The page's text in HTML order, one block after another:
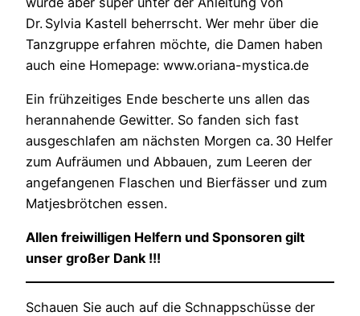
Dr. Sylvia Kastell beherrscht. Wer mehr über die
Tanzgruppe erfahren möchte, die Damen haben
auch eine Homepage: www.oriana-mystica.de
Ein frühzeitiges Ende bescherte uns allen das
herannahende Gewitter. So fanden sich fast
ausgeschlafen am nächsten Morgen ca. 30 Helfer
zum Aufräumen und Abbauen, zum Leeren der
angefangenen Flaschen und Bierfässer und zum
Matjesbrötchen essen.
Allen freiwilligen Helfern und Sponsoren gilt
unser großer Dank !!!
Schauen Sie auch auf die Schnappschüsse der